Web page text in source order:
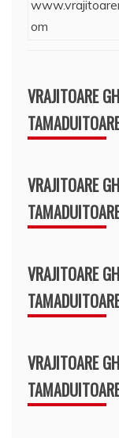
VRAJITOARE
VRAJITOARE
VRAJITOARE
VRAJITOARE